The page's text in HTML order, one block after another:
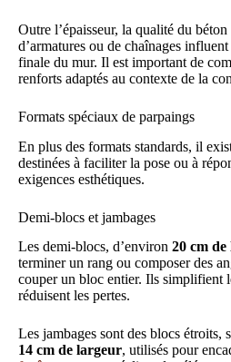
Outre l’épaisseur, la qualité du béton
d’armatures ou de chaînages
finale du mur. Il est important de
renforts adaptés au contexte de la
Formats spéciaux de parpaings
En plus des formats standards, il
destinées à faciliter la pose ou à
exigences esthétiques.
Demi-blocs et jambages
Les demi-blocs, d’environ 20 cm de
terminer un rang ou composer des
couper un bloc entier. Ils simplifient
réduisent les pertes.
Les jambages sont des blocs étroits,
14 cm de largeur, utilisés pour